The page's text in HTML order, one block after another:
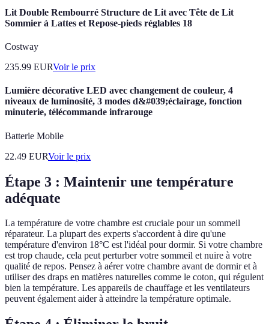
Lit Double Rembourré Structure de Lit avec Tête de Lit
Sommier à Lattes et Repose-pieds réglables 18
Costway
235.99 EURVoir le prix
Lumière décorative LED avec changement de couleur, 4
niveaux de luminosité, 3 modes d&#039;éclairage, fonction
minuterie, télécommande infrarouge
Batterie Mobile
22.49 EURVoir le prix
Étape 3 : Maintenir une température
adéquate
La température de votre chambre est cruciale pour un sommeil
réparateur. La plupart des experts s'accordent à dire qu'une
température d'environ 18°C est l'idéal pour dormir. Si votre chambre
est trop chaude, cela peut perturber votre sommeil et nuire à votre
qualité de repos. Pensez à aérer votre chambre avant de dormir et à
utiliser des draps en matières naturelles comme le coton, qui régulent
bien la température. Les appareils de chauffage et les ventilateurs
peuvent également aider à atteindre la température optimale.